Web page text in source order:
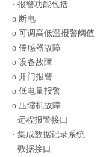
· 报警功能包括
o 断电
o 可调高低温报警阈值
o 传感器故障
o 设备故障
o 开门报警
o 低电量报警
o 压缩机故障
· 远程报警接口
· 集成数据记录系统
· 数据接口